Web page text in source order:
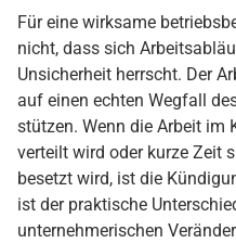
Für eine wirksame
nicht, dass sich
Unsicherheit herrscht. Der
auf einen echten Wegfall
stützen. Wenn die Arbeit im
verteilt wird oder kurze Zeit
besetzt wird, ist die
ist der praktische
unternehmerischen